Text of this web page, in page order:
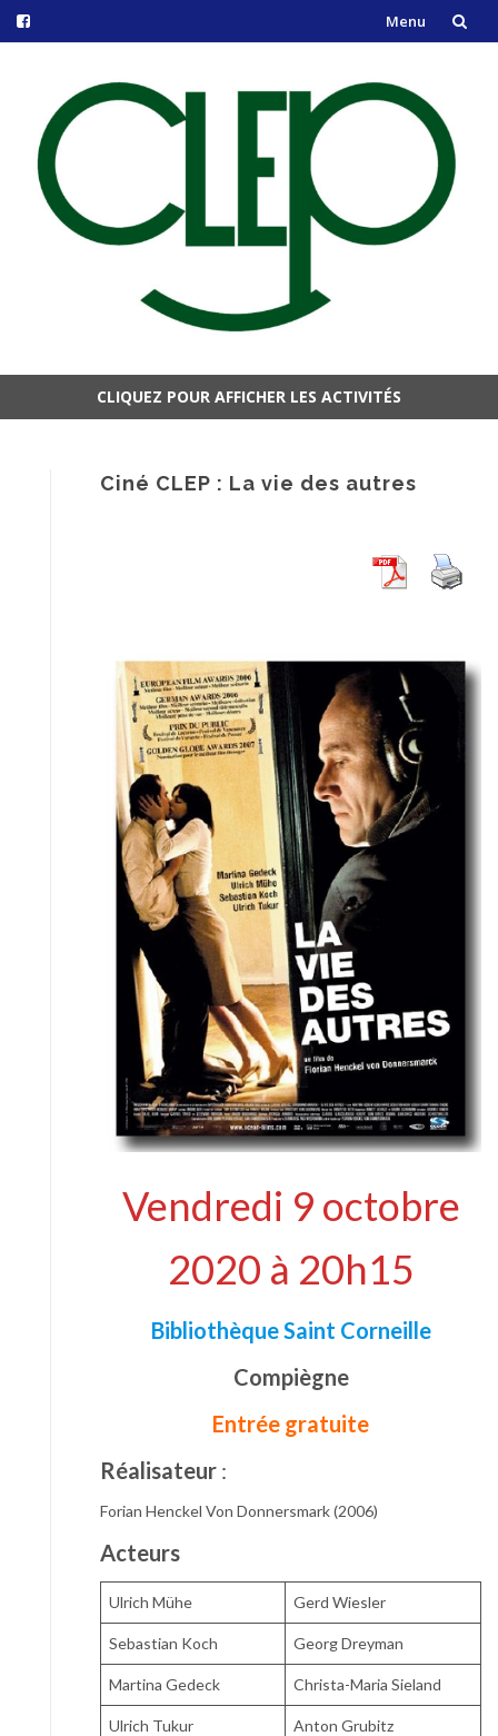
Menu
contenu
CLIQUEZ POUR AFFICHER LES ACTIVITÉS
Ciné CLEP : La vie des autres
Vendredi 9 octobre
2020 à 20h15
Bibliothèque Saint Corneille
Compiègne
Entrée gratuite
Réalisateur :
Forian Henckel Von Donnersmark (2006)
Acteurs
Ulrich Mühe Gerd Wiesler
Sebastian Koch Georg Dreyman
Martina Gedeck Christa-Maria Sieland
Ulrich Tukur Anton Grubitz